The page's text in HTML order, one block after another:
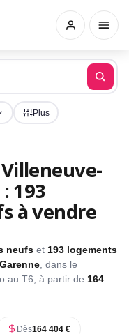
Plus
193
à vendre
neufs et 193 logements
, dans le
au T6, à partir de 164
Dès164 404 €